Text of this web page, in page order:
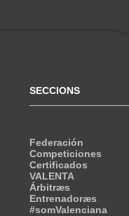
SECCIONS
Federación
Competiciones
Certificados
VALENTA
Árbitræs
Entrenadoræs
#somValenciana